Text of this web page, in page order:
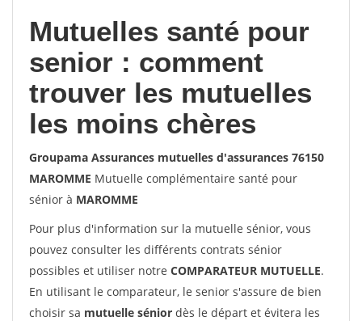
Mutuelles santé pour
senior : comment
trouver les mutuelles
les moins chères
Groupama Assurances mutuelles d'assurances 76150
MAROMME Mutuelle complémentaire santé pour
sénior à MAROMME
Pour plus d'information sur la mutuelle sénior, vous
pouvez consulter les différents contrats sénior
possibles et utiliser notre COMPARATEUR MUTUELLE.
En utilisant le comparateur, le senior s'assure de bien
choisir sa mutuelle sénior dès le départ et évitera les